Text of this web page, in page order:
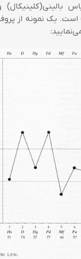
است. یک نمونه از